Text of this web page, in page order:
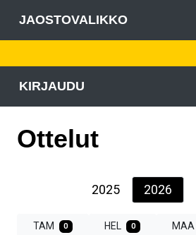
JAOSTOVALIKKO
KIRJAUDU
Ottelut
2025 2026
TAM 0 HEL 0 MAA